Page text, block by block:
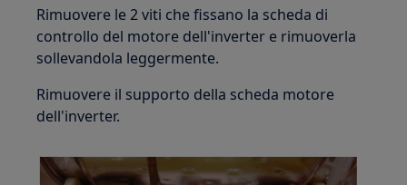
Rimuovere le 2 viti che fissano la scheda di
controllo del motore dell'inverter e rimuoverla
sollevandola leggermente.
Rimuovere il supporto della scheda motore
dell'inverter.